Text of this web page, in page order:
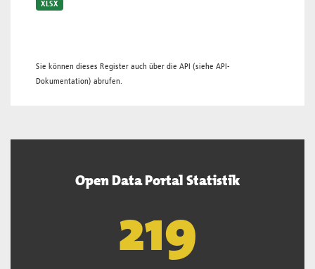
XLSX
Sie können dieses Register auch über die API (siehe API-
Dokumentation) abrufen.
Open Data Portal Statistik
221